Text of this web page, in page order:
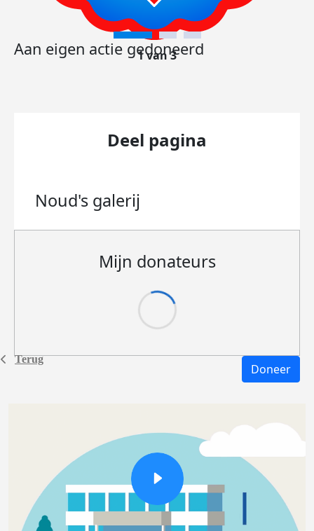
Terug
Aan eigen actie gedoneerd
1 van 3
Deel pagina
Noud's galerij
Mijn donateurs
Doneer